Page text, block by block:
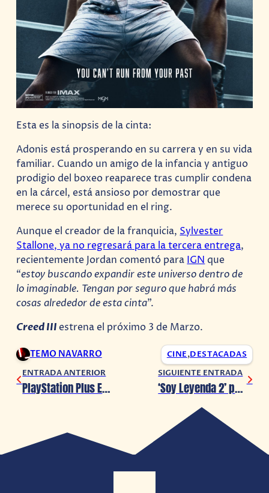
Esta es la sinopsis de la cinta:
Adonis está prosperando en su carrera y en su vida
familiar. Cuando un amigo de la infancia y antiguo
prodigio del boxeo reaparece tras cumplir condena
en la cárcel, está ansioso por demostrar que
merece su oportunidad en el ring.
Aunque el creador de la franquicia, Sylvester
Stallone, ya no regresará para la tercera entrega,
recientemente Jordan comentó para IGN que
“estoy buscando expandir este universo dentro de
lo imaginable. Tengan por seguro que habrá más
cosas alrededor de esta cinta”.
Creed IIIestrena el próximo 3 de Marzo.
TEMO NAVARRO CINE,DESTACADAS
ENTRADA ANTERIOR
PlayStation Plus Extra y Premium recibirán grandes juegazos
SIGUIENTE ENTRADA
‘Soy Leyenda 2’ presenta sus primeros detalles